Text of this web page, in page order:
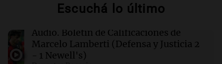
21:36 Deportes
El futbolista argentino Matías Pourrain
permanece detenido en una cárcel de máxima
seguridad en EE. UU.
Escuchá lo último
Audio. Boletín de Calificaciones de
Marcelo Lamberti (Defensa y Justicia 2
- 1 Newell's)